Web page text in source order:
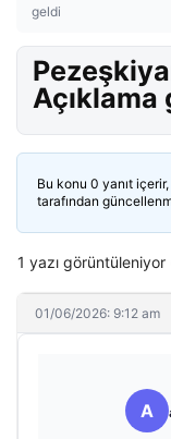
geldi
Açıklama
Bu konu 0 yanıt
tarafından
1 yazı görüntüleniyor
01/06/2026: 9:12 am
A